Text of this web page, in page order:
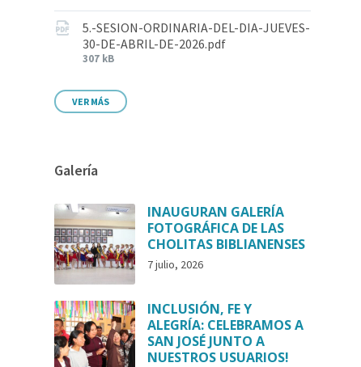
5.-SESION-ORDINARIA-DEL-DIA-JUEVES-
30-DE-ABRIL-DE-2026.pdf
307 kB
VER MÁS
Galería
INAUGURAN GALERÍA
FOTOGRÁFICA DE LAS
CHOLITAS BIBLIANENSES
7 julio, 2026
INCLUSIÓN, FE Y
ALEGRÍA: CELEBRAMOS A
SAN JOSÉ JUNTO A
NUESTROS USUARIOS!